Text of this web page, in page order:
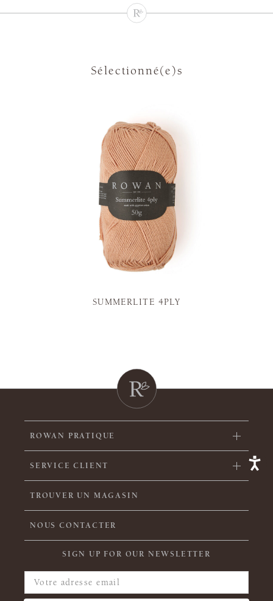
Sélectionné(e)s
SUMMERLITE 4PLY
ROWAN PRATIQUE
SERVICE CLIENT
TROUVER UN MAGASIN
NOUS CONTACTER
SIGN UP FOR OUR NEWSLETTER